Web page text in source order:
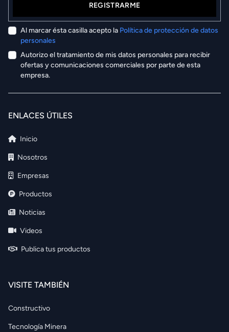
REGISTRARME
Al marcar ésta casilla acepto la Política de protección de datos
personales
Autorizo el tratamiento de mis datos personales para recibir
ofertas y comunicaciones comerciales por parte de esta
empresa.
ENLACES ÚTILES
Inicio
Nosotros
Empresas
Productos
Noticias
Videos
Publica tus productos
VISITE TAMBIÉN
Constructivo
Tecnología Minera